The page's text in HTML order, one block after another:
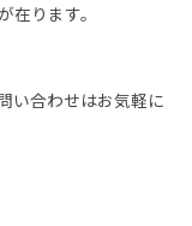
ります。
い合わせはお気軽に